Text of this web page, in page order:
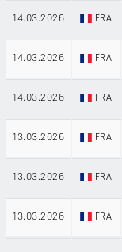
14.03.2026 FRA
14.03.2026 FRA
14.03.2026 FRA
13.03.2026 FRA
13.03.2026 FRA
13.03.2026 FRA